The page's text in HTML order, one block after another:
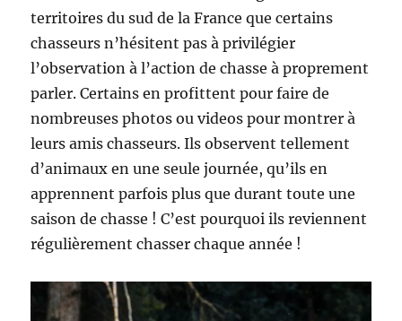
territoires du sud de la France que certains
chasseurs n’hésitent pas à privilégier
l’observation à l’action de chasse à proprement
parler. Certains en profittent pour faire de
nombreuses photos ou videos pour montrer à
leurs amis chasseurs. Ils observent tellement
d’animaux en une seule journée, qu’ils en
apprennent parfois plus que durant toute une
saison de chasse ! C’est pourquoi ils reviennent
régulièrement chasser chaque année !